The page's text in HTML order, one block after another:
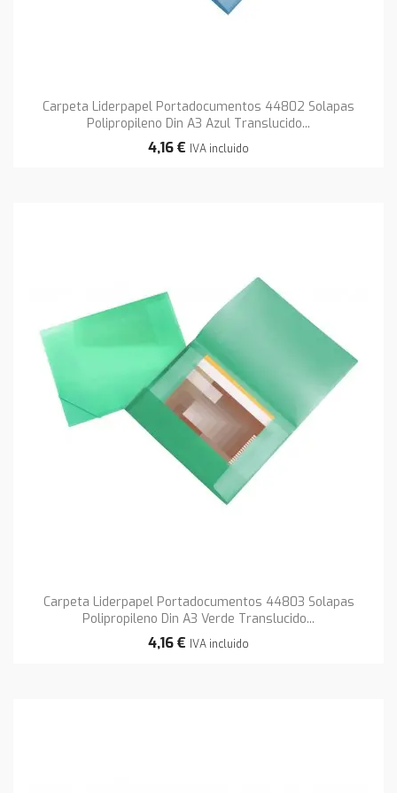
Carpeta Liderpapel Portadocumentos 44802 Solapas
Polipropileno Din A3 Azul Translucido...
4,16 € IVA incluido
Carpeta Liderpapel Portadocumentos 44803 Solapas
Polipropileno Din A3 Verde Translucido...
4,16 € IVA incluido